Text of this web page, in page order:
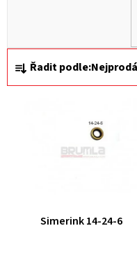
Ř
a
Řadit podle:
Simerink 14-24-6